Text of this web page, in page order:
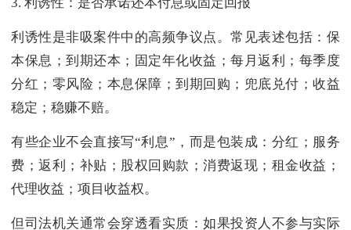
利诱性是非吸案件中的高频争议点。常见表述包括：保
本保息；到期还本；固定年化收益；每月返利；每季度
分红；零风险；本息保障；到期回购；兜底兑付；收益
稳定；稳赚不赔。
有些企业不会直接写“利息”，而是包装成：分红；服务
费；返利；补贴；股权回购款；消费返现；租金收益；
代理收益；项目收益权。
但司法机关通常会穿透看实质：如果投资人不参与实际